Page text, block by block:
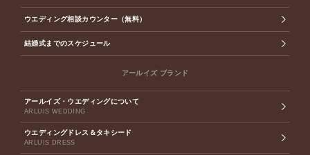
ウエディング相談カウンター（無料）
結婚式までのスケジュール
アールイズ ブランド
アールイズ・ウエディングについて
ARLUIS WEDDING
ウエディングドレス＆タキシード
ARLUIS DRESS